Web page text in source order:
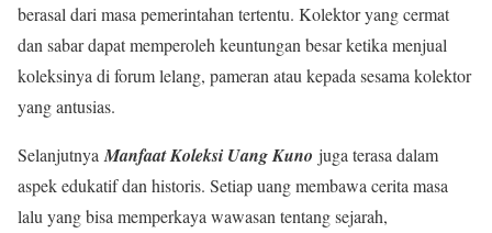
berasal dari masa pemerintahan tertentu. Kolektor yang cermat
dan sabar dapat memperoleh keuntungan besar ketika menjual
koleksinya di forum lelang, pameran atau kepada sesama kolektor
yang antusias.
Selanjutnya Manfaat Koleksi Uang Kuno juga terasa dalam
aspek edukatif dan historis. Setiap uang membawa cerita masa
lalu yang bisa memperkaya wawasan tentang sejarah,